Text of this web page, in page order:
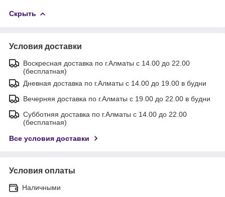
Скрыть
Условия доставки
Воскресная доставка по г.Алматы с 14.00 до 22.00
(бесплатная)
Дневная доставка по г.Алматы с 14.00 до 19.00 в будни
Вечерняя доставка по г.Алматы с 19.00 до 22.00 в будни
Субботняя доставка по г.Алматы с 14.00 до 22.00
(бесплатная)
Все условия доставки
Условия оплаты
Наличными